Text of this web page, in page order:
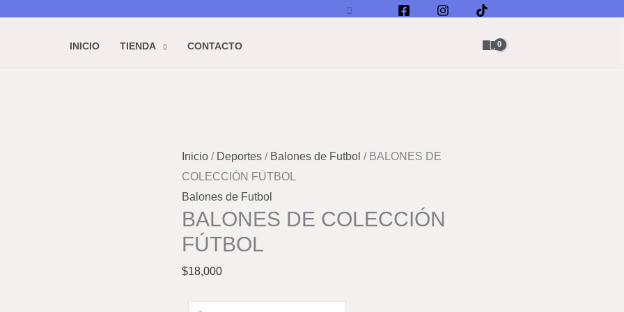
Buscar
INICIO TIENDA CONTACTO
Inicio/ Deportes/ Balones de Futbol / BALONES DE
COLECCIÓN FÚTBOL
Balones de Futbol
BALONES DE COLECCIÓN
FÚTBOL
$18,000
COLECCIÓN